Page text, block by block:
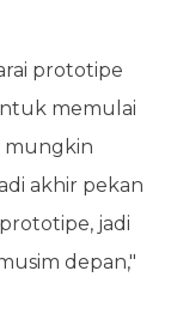
prototipe
memulai
mungkin
akhir pekan
jadi
depan,"